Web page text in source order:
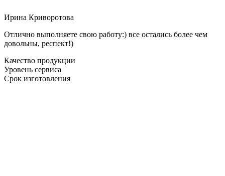
Ирина Криворотова
Отлично выполняете свою работу:) все остались более чем
довольны, респект!)
Качество продукции
Уровень сервиса
Срок изготовления